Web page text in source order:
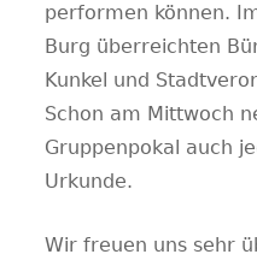
performen können.
Burg überreichten
Kunkel und
Schon am Mittwoch
Gruppenpokal auch
Urkunde.
Wir freuen uns sehr